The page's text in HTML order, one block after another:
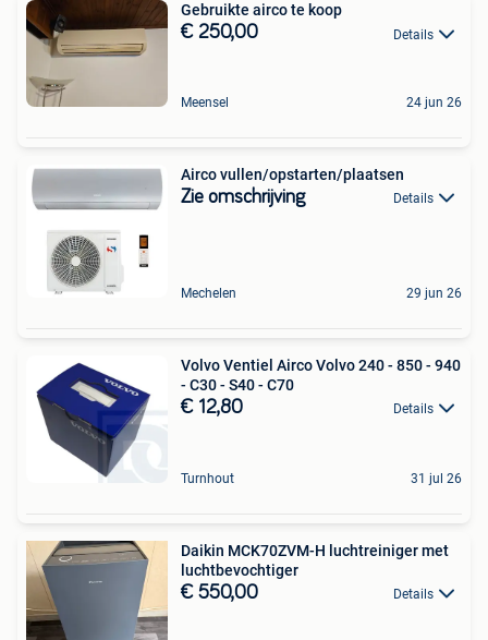
Gebruikte airco te koop
€ 250,00 Details
Meensel 24 jun 26
Airco vullen/opstarten/plaatsen
Zie omschrijving Details
Mechelen 29 jun 26
Volvo Ventiel Airco Volvo 240 - 850 - 940
- C30 - S40 - C70
€ 12,80 Details
Turnhout 31 jul 26
Daikin MCK70ZVM-H luchtreiniger met
luchtbevochtiger
€ 550,00 Details